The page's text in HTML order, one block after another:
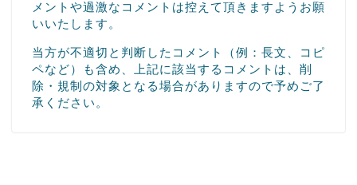
メントや過激なコメントは控えて頂きますようお願
いいたします。
当方が不適切と判断したコメント（例：長文、コピ
ペなど）も含め、上記に該当するコメントは、削
除・規制の対象となる場合がありますので予めご了
承ください。